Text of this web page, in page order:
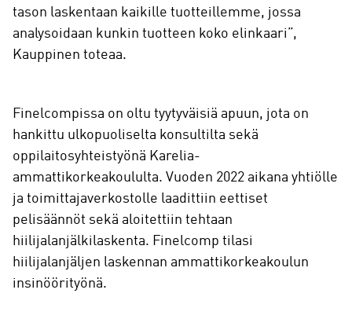
tason laskentaan kaikille tuotteillemme, jossa
analysoidaan kunkin tuotteen koko elinkaari”,
Kauppinen toteaa.
Finelcompissa on oltu tyytyväisiä apuun, jota on
hankittu ulkopuoliselta konsultilta sekä
oppilaitosyhteistyönä Karelia-
ammattikorkeakoululta. Vuoden 2022 aikana yhtiölle
ja toimittajaverkostolle laadittiin eettiset
pelisäännöt sekä aloitettiin tehtaan
hiilijalanjälkilaskenta. Finelcomp tilasi
hiilijalanjäljen laskennan ammattikorkeakoulun
insinöörityönä.